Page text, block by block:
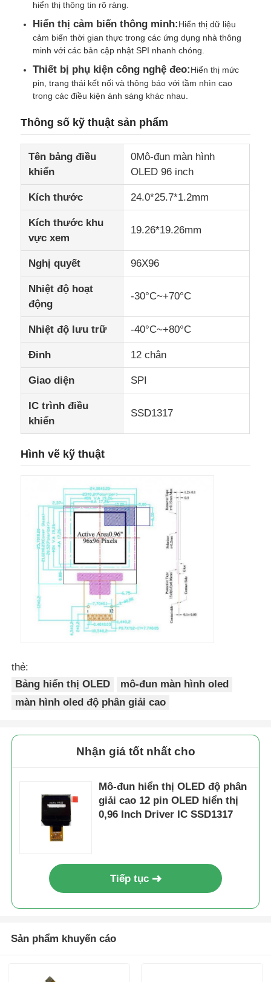
Màn hình IPS LCD
Màn hình cảm ứng LCD TFT
mô-đun màn hình oled
Màn hình LCD xe hơi
Màn hình LCD hình tròn
Bảng màn hình cảm ứng LCD
Màn hình LCD UART
Màn hình E-Paper
Màn hình LCD đơn sắc
Mô-đun LCD COG
Màn hình LCD STN
bảng điều khiển LCD
Mô-đun hiển thị LCD tùy chỉnh
hiển thị thông tin rõ ràng.
Hiển thị cảm biến thông minh:Hiển thị dữ liệu
cảm biến thời gian thực trong các ứng dụng nhà thông
minh với các bản cập nhật SPI nhanh chóng.
Thiết bị phụ kiện công nghệ đeo:Hiển thị mức
pin, trạng thái kết nối và thông báo với tầm nhìn cao
trong các điều kiện ánh sáng khác nhau.
Thông số kỹ thuật sản phẩm
Tên bảng điều
khiển
0Mô-đun màn hình
OLED 96 inch
Kích thước 24.0*25.7*1.2mm
Kích thước khu
vực xem
19.26*19.26mm
Nghị quyết 96X96
Nhiệt độ hoạt
động
-30°C~+70°C
Nhiệt độ lưu trữ -40°C~+80°C
Đinh 12 chân
Giao diện SPI
IC trình điều
khiển
SSD1317
Hình vẽ kỹ thuật
thẻ:
Bảng hiển thị OLED
mô-đun màn hình oled
màn hình oled độ phân giải cao
Nhận giá tốt nhất cho
Mô-đun hiển thị OLED độ phân
giải cao 12 pin OLED hiển thị
0,96 Inch Driver IC SSD1317
Tiếp tục
Sản phẩm khuyến cáo